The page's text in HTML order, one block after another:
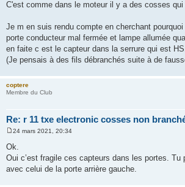
C'est comme dans le moteur il y a des cosses
Je m en suis rendu compte en cherchant
porte conducteur mal fermée et lampe allumée
en faite c est le capteur dans la serrure qui est HS.
(Je pensais à des fils débranchés suite à de
coptere
Membre du Club
Re: r 11 txe electronic cosses non
e
s
s
g
24 mars 2021, 20:34
Ok.
Oui c’est fragile ces capteurs dans les portes. Tu
avec celui de la porte arrière gauche.